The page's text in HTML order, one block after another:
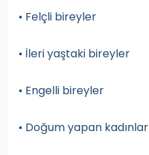
• Felçli bireyler
• İleri yaştaki bireyler
• Engelli bireyler
• Doğum yapan kadınlar